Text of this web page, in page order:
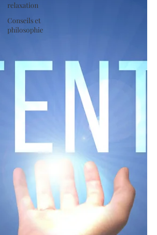
relaxation
Conseils et
philosophie